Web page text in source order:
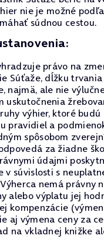
nie je možné
súdnou cestou.
právo na
Súťaže, dĺžku
najmä, ale nie
uskutočnenia
výhier, ktoré
pravidiel a
spôsobom
za žiadne
údajmi
v súvislosti s
nemá právny
alebo výplatu jej
kompenzácie
aj výmena ceny za
na vkladnej knižke